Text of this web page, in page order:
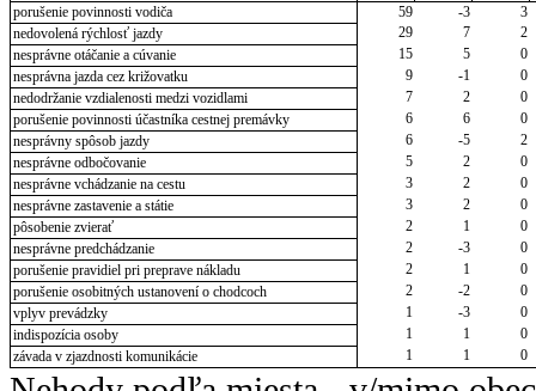
porušenie povinnosti vodiča
59 -3
3
nedovolená rýchlosť jazdy
29 7
2
nesprávne otáčanie a cúvanie
15 5
0
nesprávna jazda cez križovatku
9 -1
0
nedodržanie vzdialenosti medzi vozidlami
7 2
0
porušenie povinnosti účastníka cestnej premávky
6 6
0
nesprávny spôsob jazdy
6 -5
2
nesprávne odbočovanie
5 2
0
nesprávne vchádzanie na cestu
3 2
0
nesprávne zastavenie a státie
3 2
0
pôsobenie zvierať
2 1
0
nesprávne predchádzanie
2 -3
0
porušenie pravidiel pri preprave nákladu
2 1
0
porušenie osobitných ustanovení o chodcoch
2 -2
0
vplyv prevádzky
1 -3
0
indispozícia osoby
1 1
0
závada v zjazdnosti komunikácie
1 1 0